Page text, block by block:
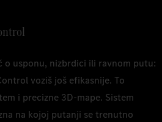
o usponu, nizbrdici ili ravnom putu:
voziš još efikasnije. To
i precizne 3D‑mape. Sistem
na kojoj putanji se trenutno